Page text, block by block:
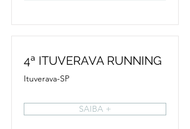
4ª ITUVERAVA RUNNING
Ituverava-SP
SAIBA +